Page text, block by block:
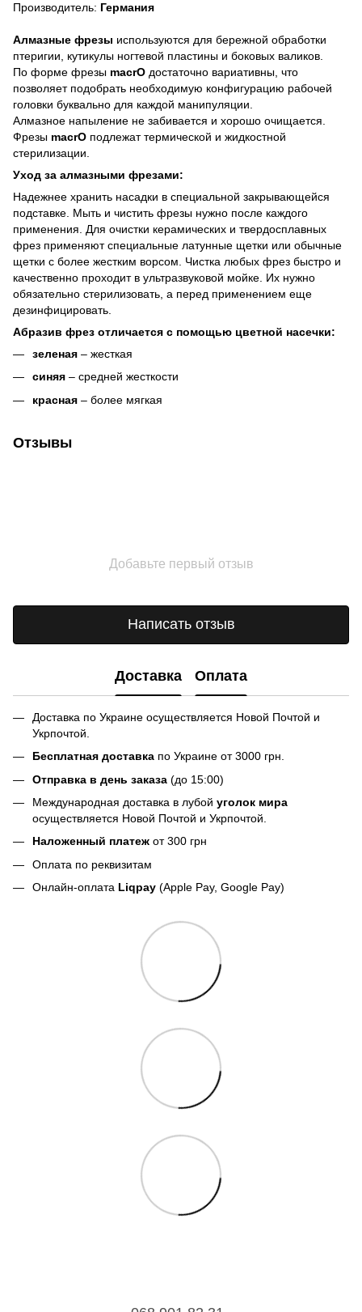
Производитель: Германия
Алмазные фрезы используются для бережной обработки
птеригии, кутикулы ногтевой пластины и боковых валиков.
По форме фрезы macrO достаточно вариативны, что
позволяет подобрать необходимую конфигурацию рабочей
головки буквально для каждой манипуляции.
Алмазное напыление не забивается и хорошо очищается.
Фрезы macrO подлежат термической и жидкостной
стерилизации.
Уход за алмазными фрезами:
Надежнее хранить насадки в специальной закрывающейся
подставке. Мыть и чистить фрезы нужно после каждого
применения. Для очистки керамических и твердосплавных
фрез применяют специальные латунные щетки или обычные
щетки с более жестким ворсом. Чистка любых фрез быстро и
качественно проходит в ультразвуковой мойке. Их нужно
обязательно стерилизовать, а перед применением еще
дезинфицировать.
Абразив фрез отличается с помощью цветной насечки:
зеленая – жесткая
синяя – средней жесткости
красная – более мягкая
Отзывы
Добавьте первый отзыв
Написать отзыв
Доставка Оплата
Доставка по Украине осуществляется Новой Почтой и
Укрпочтой.
Бесплатная доставка по Украине от 3000 грн.
Отправка в день заказа (до 15:00)
Международная доставка в лубой уголок мира
осуществляется Новой Почтой и Укрпочтой.
Наложенный платеж от 300 грн
Оплата по реквизитам
Онлайн-оплата Liqpay (Apple Pay, Google Pay)